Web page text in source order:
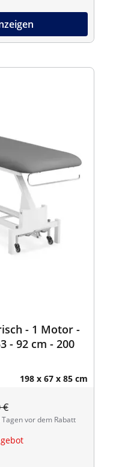
- 1 Motor -
- 92 cm - 200
198 x 67 x 85 cm
€
vor dem Rabatt